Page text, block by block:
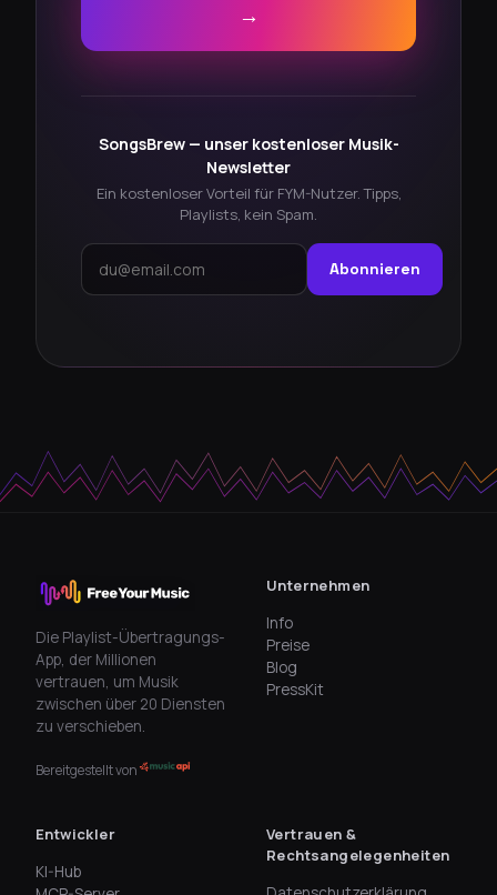
→
SongsBrew — unser kostenloser Musik-
Newsletter
Ein kostenloser Vorteil für FYM-Nutzer. Tipps,
Playlists, kein Spam.
Abonnieren
Die Playlist-Übertragungs-
App, der Millionen
vertrauen, um Musik
zwischen über 20 Diensten
zu verschieben.
Bereitgestellt von
Unternehmen
Info
Preise
Blog
PressKit
Entwickler
KI-Hub
Vertrauen &
Rechtsangelegenheiten